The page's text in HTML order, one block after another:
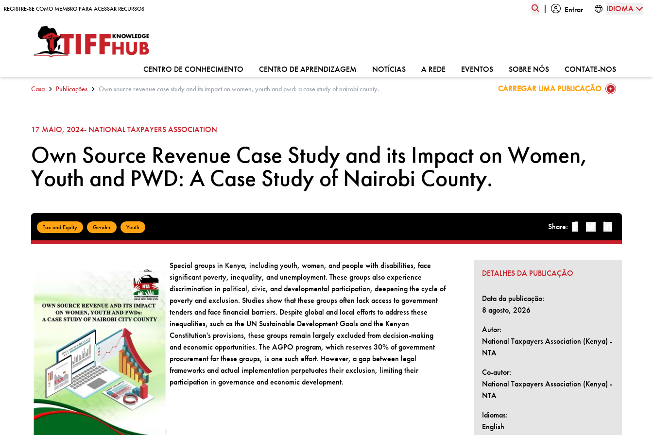
Skip to content
REGISTRE-SE COMO MEMBRO PARA ACESSAR RECURSOS
REGISTRE-SE COMO MEMBRO PARA ACESSAR RECURSOS | Entrar IDIOMA
CENTRO DE CONHECIMENTO VÁ PARA:
CENTRO DE APRENDIZAGEM VÁ PARA:
NOTÍCIASVÁ PARA:
A REDEVÁ PARA:EVENTOSVÁ PARA:SOBRE NÓSVÁ PARA:CONTATE-NOSVÁ PARA:
Casa Publicações Own source revenue case study and its impact on women, youth and pwd: a case study of nairobi county. CARREGAR UMA PUBLICAÇÃO
GO TO:
17 MAIO, 2024- NATIONAL TAXPAYERS ASSOCIATION
Own Source Revenue Case Study and its Impact on Women,
Youth and PWD: A Case Study of Nairobi County.
Tax and Equity Gender Youth Share:
Special groups in Kenya, including youth, women, and people with disabilities, face
significant poverty, inequality, and unemployment. These groups also experience
discrimination in political, civic, and developmental participation, deepening the cycle of
poverty and exclusion. Studies show that these groups often lack access to government
tenders and face financial barriers. Despite global and local efforts to address these
inequalities, such as the UN Sustainable Development Goals and the Kenyan
Constitution's provisions, these groups remain largely excluded from decision-making
and economic opportunities. The AGPO program, which reserves 30% of government
procurement for these groups, is one such effort. However, a gap between legal
frameworks and actual implementation perpetuates their exclusion, limiting their
participation in governance and economic development.
DETALHES DA PUBLICAÇÃO
Data da publicação:
8 agosto, 2026
Autor:
National Taxpayers Association (Kenya) -
NTA
Co-autor:
National Taxpayers Association (Kenya) -
NTA
Idiomas:
English